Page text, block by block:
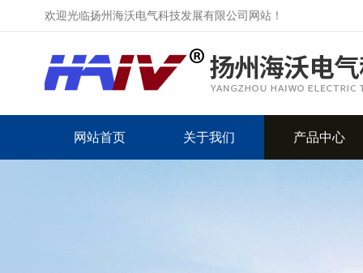
欢迎光临扬州海沃电气科技发展有限公司网站！
网站首页 关于我们 产品中心